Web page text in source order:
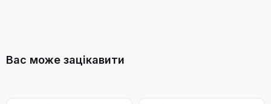
Клас
F
Вас може зацікавити